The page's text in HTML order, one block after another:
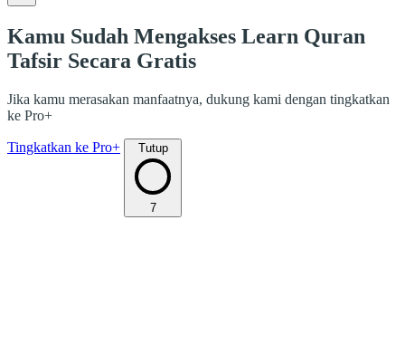
Kamu Sudah Mengakses Learn Quran
Tafsir Secara Gratis
Jika kamu merasakan manfaatnya, dukung kami dengan tingkatkan
ke Pro+
Tingkatkan ke Pro+ Tutup
7